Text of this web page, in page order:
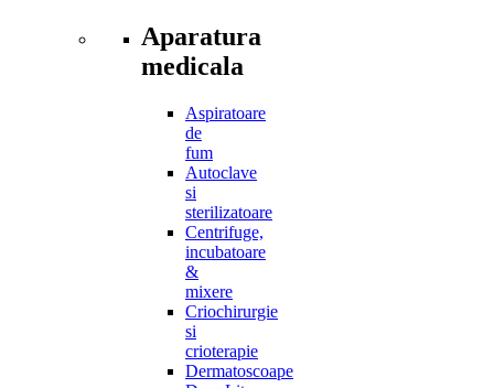
Aparatura
medicala
Aspiratoare
de
fum
Autoclave
si
sterilizatoare
Centrifuge,
incubatoare
&
mixere
Criochirurgie
si
crioterapie
Dermatoscoape